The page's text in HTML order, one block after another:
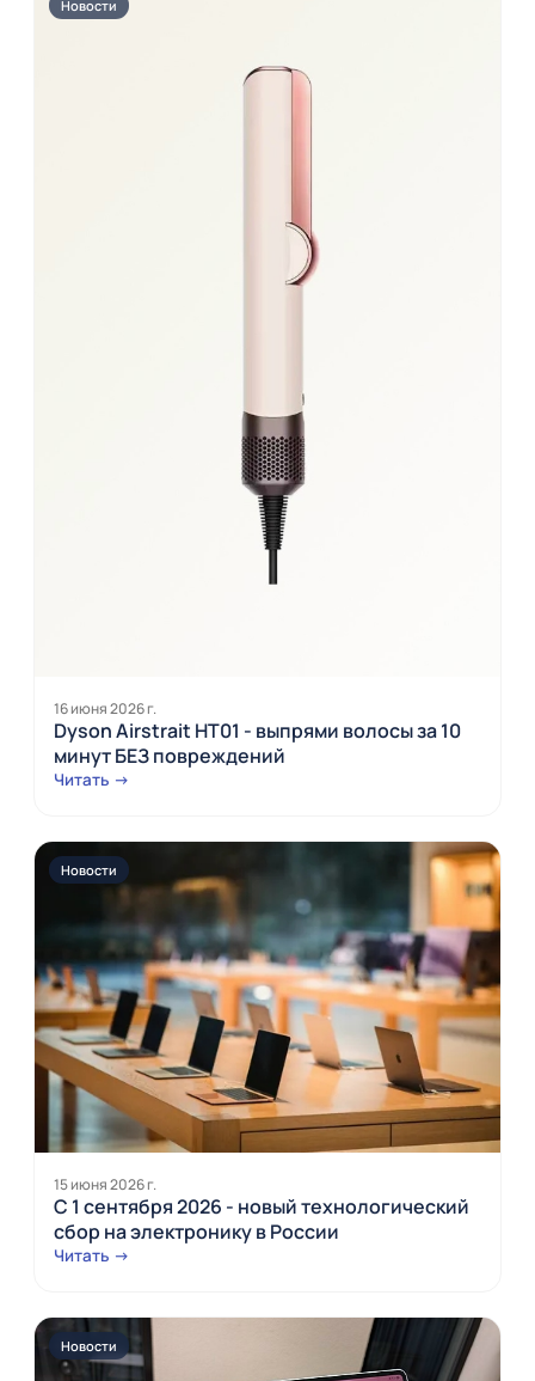
Новости
16 июня 2026 г.
Dyson Airstrait HT01 - выпрями волосы за 10
минут БЕЗ повреждений
Читать →
Новости
15 июня 2026 г.
С 1 сентября 2026 - новый технологический
сбор на электронику в России
Читать →
Новости